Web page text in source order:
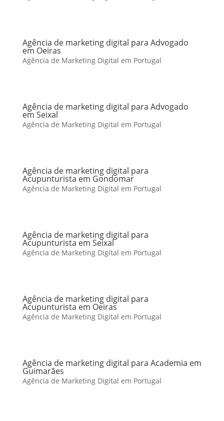
Agência de marketing digital para Advogado
em Oeiras
Agência de Marketing Digital em Portugal
Agência de marketing digital para Advogado
em Seixal
Agência de Marketing Digital em Portugal
Agência de marketing digital para
Acupunturista em Gondomar
Agência de Marketing Digital em Portugal
Agência de marketing digital para
Acupunturista em Seixal
Agência de Marketing Digital em Portugal
Agência de marketing digital para
Acupunturista em Oeiras
Agência de Marketing Digital em Portugal
Agência de marketing digital para Academia em
Guimarães
Agência de Marketing Digital em Portugal